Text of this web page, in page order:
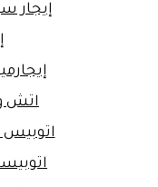
إيجار
اتش وان 7
اتوبيس